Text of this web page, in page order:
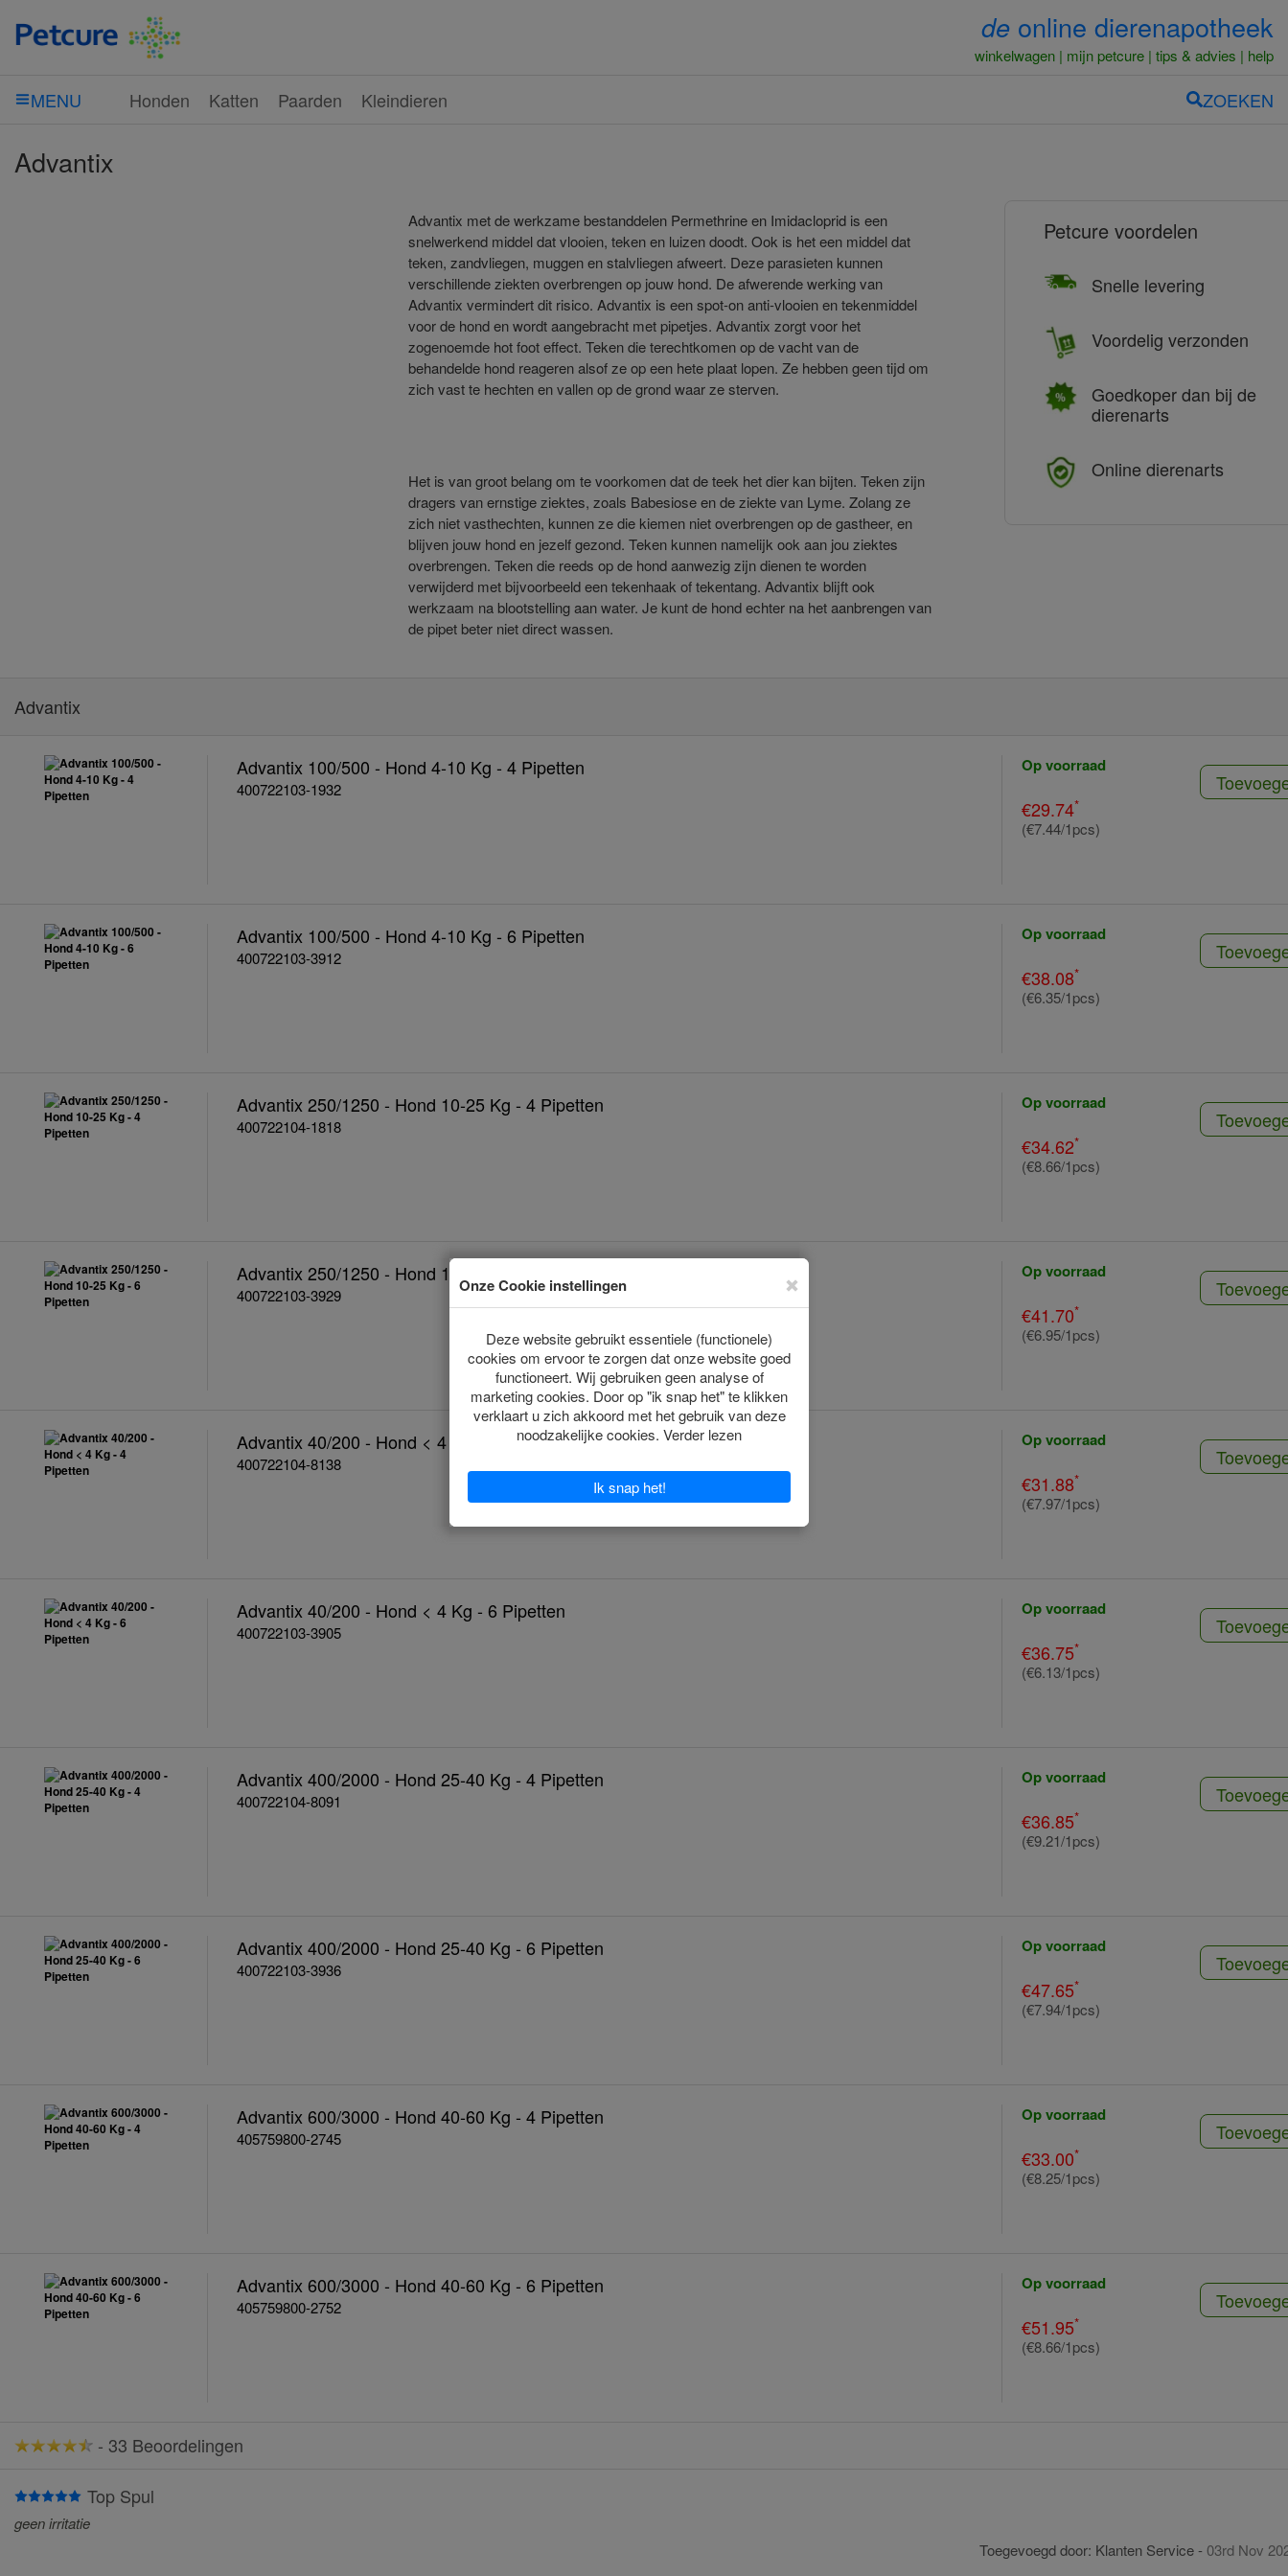
de online dierenapotheek
winkelwagen mijn petcure tips & advies help
MENU Honden Katten Paarden Kleindieren ZOEKEN
Advantix
Advantix met de werkzame bestanddelen Permethrine en Imidacloprid is een
snelwerkend middel dat vlooien, teken en luizen doodt. Ook is het een middel dat
teken, zandvliegen, muggen en stalvliegen afweert. Deze parasieten kunnen
verschillende ziekten overbrengen op jouw hond. De afwerende werking van
Advantix vermindert dit risico. Advantix is een spot-on anti-vlooien en tekenmiddel
voor de hond en wordt aangebracht met pipetjes. Advantix zorgt voor het
zogenoemde hot foot effect. Teken die terechtkomen op de vacht van de
behandelde hond reageren alsof ze op een hete plaat lopen. Ze hebben geen tijd om
zich vast te hechten en vallen op de grond waar ze sterven.
Het is van groot belang om te voorkomen dat de teek het dier kan bijten. Teken zijn
dragers van ernstige ziektes, zoals Babesiose en de ziekte van Lyme. Zolang ze
zich niet vasthechten, kunnen ze die kiemen niet overbrengen op de gastheer, en
blijven jouw hond en jezelf gezond. Teken kunnen namelijk ook aan jou ziektes
overbrengen. Teken die reeds op de hond aanwezig zijn dienen te worden
verwijderd met bijvoorbeeld een tekenhaak of tekentang. Advantix blijft ook
werkzaam na blootstelling aan water. Je kunt de hond echter na het aanbrengen van
de pipet beter niet direct wassen.
Petcure voordelen
Snelle levering
Voordelig verzonden
Goedkoper dan bij de
dierenarts
Online dierenarts
Advantix
Advantix 100/500 - Hond 4-10 Kg - 4 Pipetten
400722103-1932
Op voorraad
€29.74*
(€7.44/1pcs)
Advantix 100/500 - Hond 4-10 Kg - 6 Pipetten
400722103-3912
Op voorraad
€38.08*
(€6.35/1pcs)
Advantix 250/1250 - Hond 10-25 Kg - 4 Pipetten
400722104-1818
Op voorraad
€34.62*
(€8.66/1pcs)
Advantix 250/1250 - Hond 10-25 Kg - 6 Pipetten
400722103-3929
Op voorraad
€41.70*
(€6.95/1pcs)
Advantix 40/200 - Hond < 4 Kg - 4 Pipetten
400722104-8138
Op voorraad
€31.88*
(€7.97/1pcs)
Advantix 40/200 - Hond < 4 Kg - 6 Pipetten
400722103-3905
Op voorraad
€36.75*
(€6.13/1pcs)
Advantix 400/2000 - Hond 25-40 Kg - 4 Pipetten
400722104-8091
Op voorraad
€36.85*
(€9.21/1pcs)
Advantix 400/2000 - Hond 25-40 Kg - 6 Pipetten
400722103-3936
Op voorraad
€47.65*
(€7.94/1pcs)
Advantix 600/3000 - Hond 40-60 Kg - 4 Pipetten
405759800-2745
Op voorraad
€33.00*
(€8.25/1pcs)
Advantix 600/3000 - Hond 40-60 Kg - 6 Pipetten
405759800-2752
Op voorraad
€51.95*
(€8.66/1pcs)
- 33 Beoordelingen
Top Spul
geen irritatie
Toegevoegd door: Klanten Service- 03rd Nov